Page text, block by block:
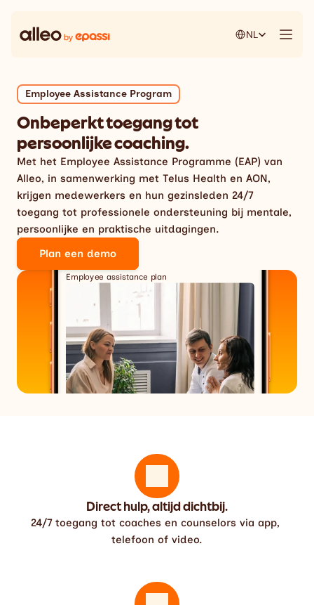
NL
Employee Assistance Program
Onbeperkt toegang tot
persoonlijke coaching.
Met het Employee Assistance Programme (EAP) van
Alleo, in samenwerking met Telus Health en AON,
krijgen medewerkers en hun gezinsleden 24/7
toegang tot professionele ondersteuning bij mentale,
persoonlijke en praktische uitdagingen.
Plan een demo
Employee assistance plan
Direct hulp, altijd dichtbij.
24/7 toegang tot coaches en counselors via app,
telefoon of video.